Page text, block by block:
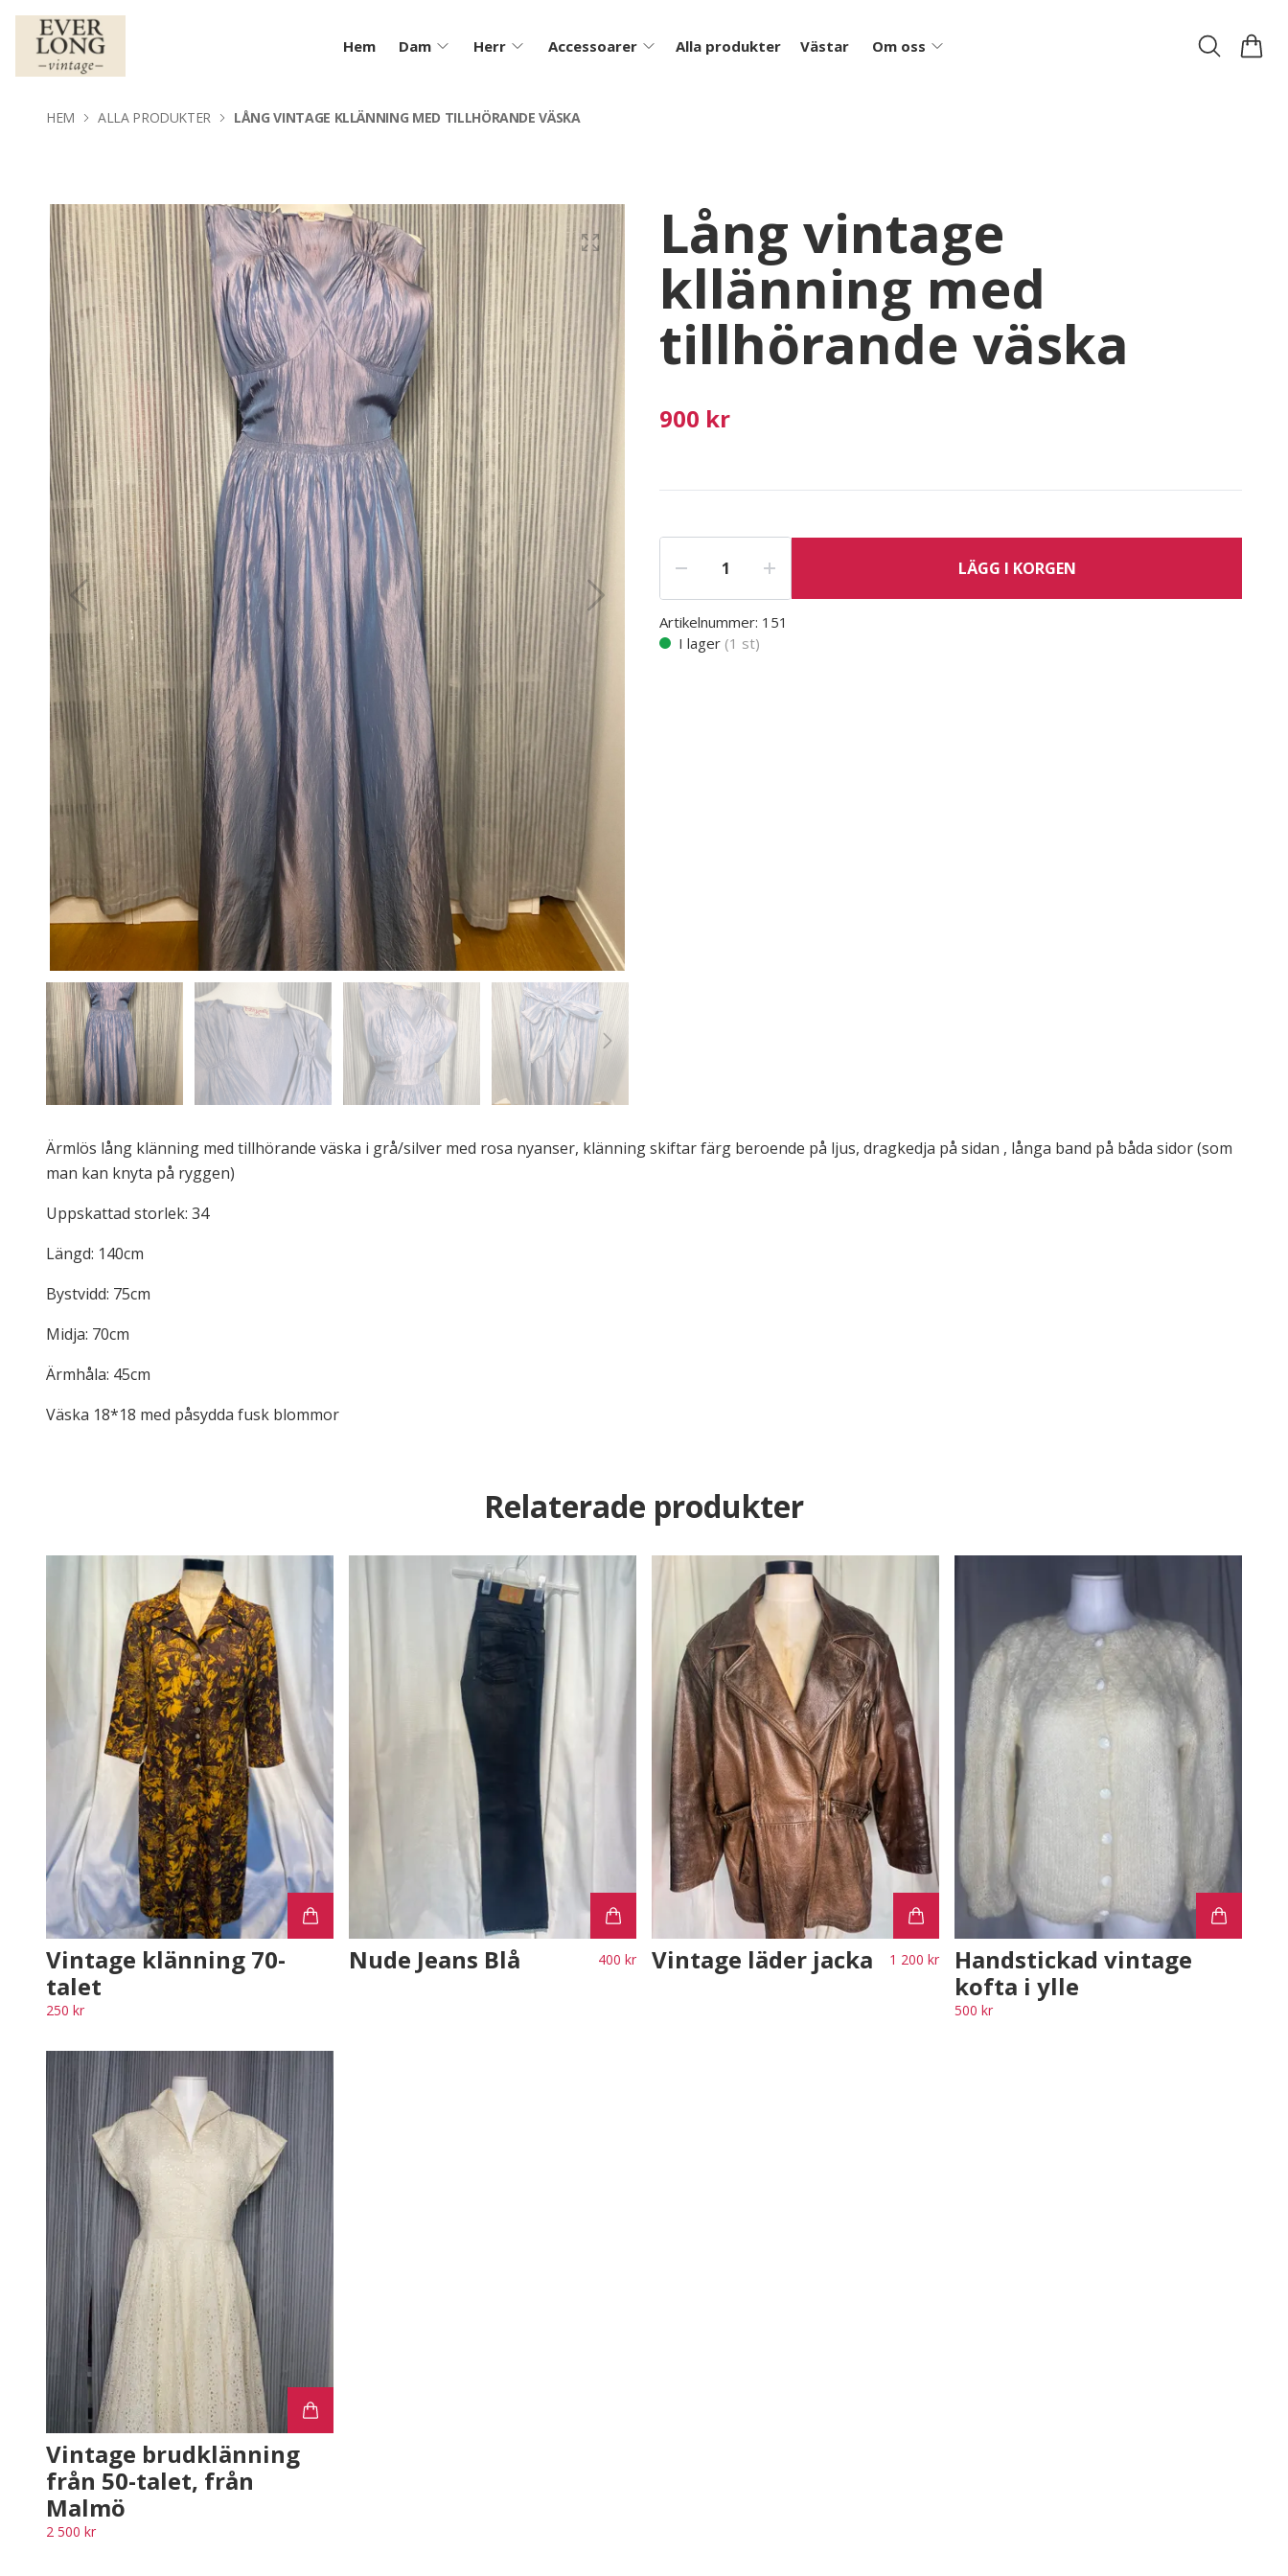
Hem Dam Herr Accessoarer Alla produkter Västar Om oss
HEM ALLA PRODUKTER LÅNG VINTAGE KLLÄNNING MED TILLHÖRANDE VÄSKA
Lång vintage
kllänning med
tillhörande väska
900 kr
LÄGG I KORGEN
Artikelnummer: 151
I lager (1 st)
Ärmlös lång klänning med tillhörande väska i grå/silver med rosa nyanser, klänning skiftar färg beroende på ljus, dragkedja på sidan , långa band på båda sidor (som
man kan knyta på ryggen)
Uppskattad storlek: 34
Längd: 140cm
Bystvidd: 75cm
Midja: 70cm
Ärmhåla: 45cm
Väska 18*18 med påsydda fusk blommor
Relaterade produkter
Vintage klänning 70-
talet
250 kr
Nude Jeans Blå 400 kr Vintage läder jacka 1 200 kr
Handstickad vintage
kofta i ylle
500 kr
Vintage brudklänning
från 50-talet, från
Malmö
2 500 kr